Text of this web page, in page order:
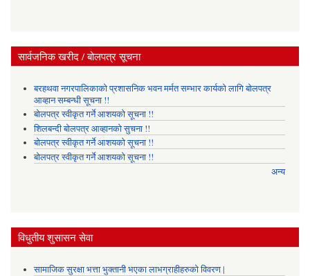
सार्वजनिक खरीद / बोलपत्र सूचना
बरहथवा नगरपालिकाको प्रशासनिक भवन मर्मत सम्भार कार्यको लागि बोलपत्र
आव्हान सम्बन्धी सूचना !!
बोलपत्र स्वीकृत गर्ने आशयको सूचना !!
शिलबन्दी बोलपत्र आव्हानको सुचना !!
बोलपत्र स्वीकृत गर्ने आशयको सूचना !!
बोलपत्र स्वीकृत गर्ने आशयको सूचना !!
अन्य
विधुतीय शुसासन सेवा
सामाजिक सुरक्षा भत्ता भुक्तानी भएका लाभग्राहीहरुको विवरण |